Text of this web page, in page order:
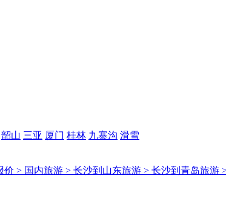
韶山 三亚 厦门 桂林 九寨沟 滑雪
价 > 国内旅游 > 长沙到山东旅游 > 长沙到青岛旅游